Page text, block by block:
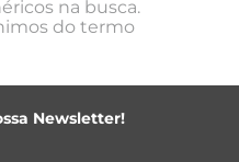
na busca.
do termo
Newsletter!